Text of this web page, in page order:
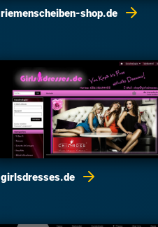
riemenscheiben-shop.de
girlsdresses.de